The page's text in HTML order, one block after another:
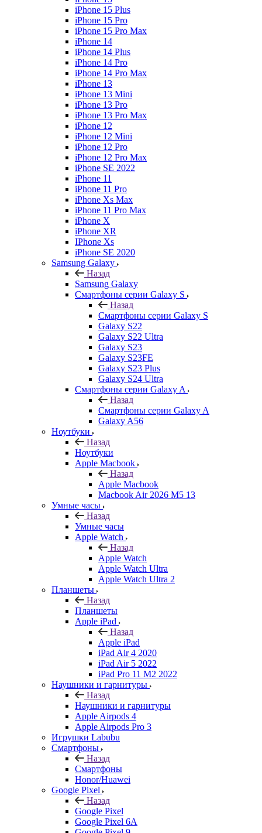
iPhone 15 Plus
iPhone 15 Pro
iPhone 15 Pro Max
iPhone 14
iPhone 14 Plus
iPhone 14 Pro
iPhone 14 Pro Max
iPhone 13
iPhone 13 Mini
iPhone 13 Pro
iPhone 13 Pro Max
iPhone 12
iPhone 12 Mini
iPhone 12 Pro
iPhone 12 Pro Max
iPhone SE 2022
iPhone 11
iPhone 11 Pro
iPhone Xs Max
iPhone 11 Pro Max
iPhone X
iPhone XR
IPhone Xs
iPhone SE 2020
Samsung Galaxy
Назад
Samsung Galaxy
Смартфоны серии Galaxy S
Назад
Смартфоны серии Galaxy S
Galaxy S22
Galaxy S22 Ultra
Galaxy S23
Galaxy S23FE
Galaxy S23 Plus
Galaxy S24 Ultra
Смартфоны серии Galaxy A
Назад
Смартфоны серии Galaxy A
Galaxy A56
Ноутбуки
Назад
Ноутбуки
Apple Macbook
Назад
Apple Macbook
Macbook Air 2026 M5 13
Умные часы
Назад
Умные часы
Apple Watch
Назад
Apple Watch
Apple Watch Ultra
Apple Watch Ultra 2
Планшеты
Назад
Планшеты
Apple iPad
Назад
Apple iPad
iPad Air 4 2020
iPad Air 5 2022
iPad Pro 11 M2 2022
Наушники и гарнитуры
Назад
Наушники и гарнитуры
Apple Airpods 4
Apple Airpods Pro 3
Игрушки Labubu
Смартфоны
Назад
Смартфоны
Honor/Huawei
Google Pixel
Назад
Google Pixel
Google Pixel 6A